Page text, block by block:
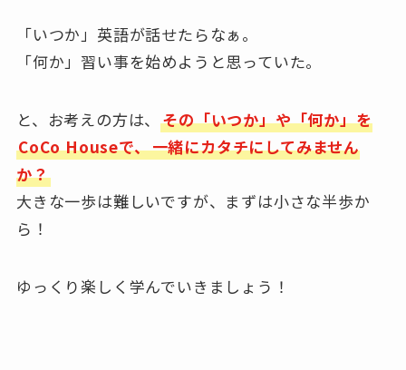
「いつか」英語が話せたらなぁ。
「何か」習い事を始めようと思っていた。
と、お考えの方は、その「いつか」や「何か」を
CoCo Houseで、一緒にカタチにしてみません
か？
大きな一歩は難しいですが、まずは小さな半歩か
ら！
ゆっくり楽しく学んでいきましょう！